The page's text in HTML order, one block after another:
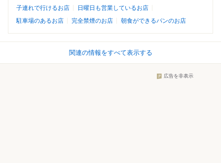
子連れで行けるお店
日曜日も営業しているお店
駐車場のあるお店
完全禁煙のお店 朝食ができるパンのお店
関連の情報をすべて表示する
広告を非表示